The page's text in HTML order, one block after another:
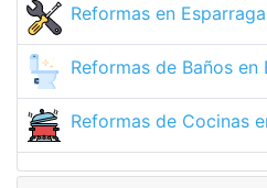
Reformas en
Reformas de Baños en
Reformas de Cocinas